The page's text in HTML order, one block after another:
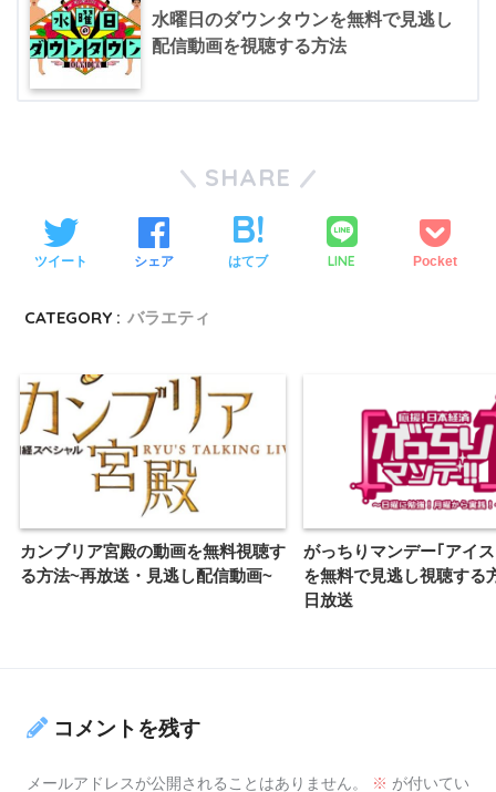
水曜日のダウンタウンを無料で見逃し
配信動画を視聴する方法
SHARE
ツイート シェア はてブ LINE Pocket
CATEGORY : バラエティ
カンブリア宮殿の動画を無料視聴す
る方法~再放送・見逃し配信動画~
がっちりマンデー｢アイ
を無料で見逃し視聴する
日放送
コメントを残す
メールアドレスが公開されることはありません。 ※ が付いてい